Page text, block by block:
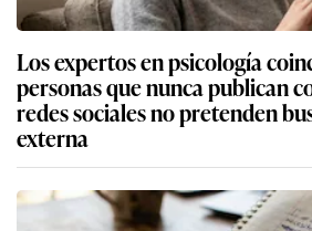
Los expertos en psicología
personas que nunca publican
redes sociales no pretenden
externa